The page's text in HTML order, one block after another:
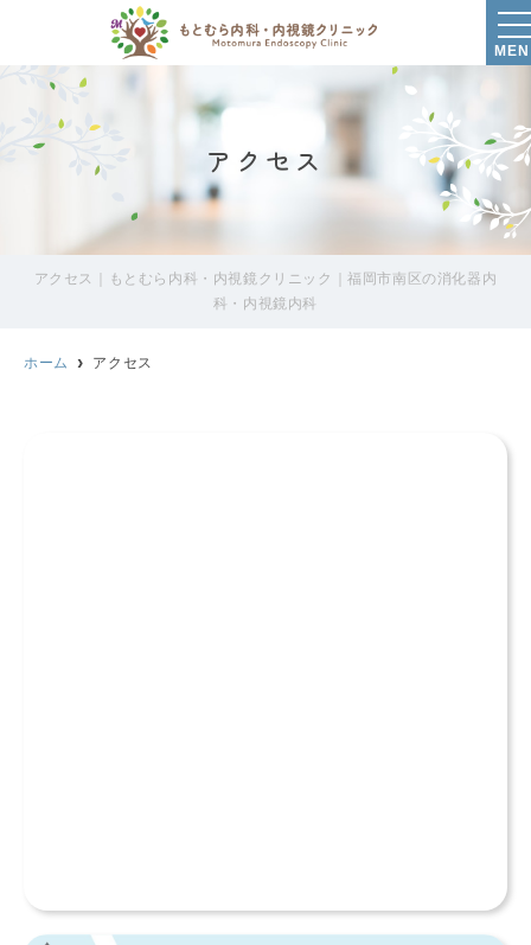
アクセス
アクセス｜もとむら内科・内視鏡クリニック｜福岡市南区の消化器内
科・内視鏡内科
ホーム アクセス